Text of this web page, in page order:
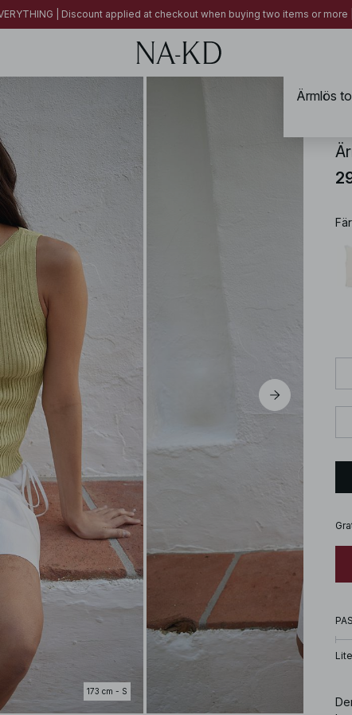
| Discount applied at checkout when buying two items or more
173 cm - S
Ärmlös